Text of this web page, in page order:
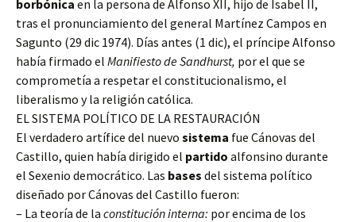
borbónica en la persona de Alfonso XII, hijo de Isabel II,
tras el pronunciamiento del general Martínez Campos en
Sagunto (29 dic 1974). Días antes (1 dic), el príncipe Alfonso
había firmado el Manifiesto de Sandhurst, por el que se
comprometía a respetar el constitucionalismo, el
liberalismo y la religión católica.
EL SISTEMA POLÍTICO DE LA RESTAURACIÓN
El verdadero artífice del nuevo sistema fue Cánovas del
Castillo, quien había dirigido el partido alfonsino durante
el Sexenio democrático. Las bases del sistema político
diseñado por Cánovas del Castillo fueron:
– La teoría de la constitución interna: por encima de los